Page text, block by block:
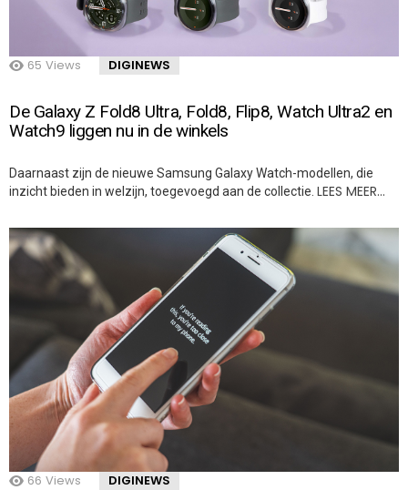
65 Views DIGINEWS
De Galaxy Z Fold8 Ultra, Fold8, Flip8, Watch Ultra2 en
Watch9 liggen nu in de winkels
Daarnaast zijn de nieuwe Samsung Galaxy Watch-modellen, die
inzicht bieden in welzijn, toegevoegd aan de collectie. LEES MEER…
66 Views DIGINEWS